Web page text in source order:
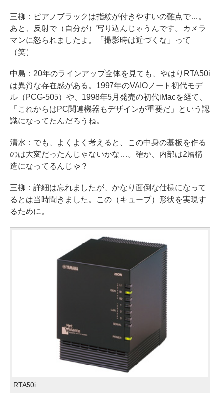
三柳：ピアノブラックは指紋が付きやすいの難点で…。
あと、反射で（自分が）写り込んじゃうんです。カメラ
マンに怒られましたよ。「撮影時は近づくな」って
（笑）
中島：20年のラインアップ全体を見ても、やはりRTA50i
は異質な存在感がある。1997年のVAIOノート初代モデ
ル（PCG-505）や、1998年5月発売の初代iMacを経て、
「これからはPC関連機器もデザインが重要だ」という認
識になってたんだろうね。
清水：でも、よくよく考えると、この中身の基板を作る
のは大変だったんじゃないかな…。確か、内部は2層構
造になってるんじゃ？
三柳：詳細は忘れましたが、かなり面倒な仕様になって
るとは当時聞きました。この（キューブ）形状を実現す
るために。
RTA50i